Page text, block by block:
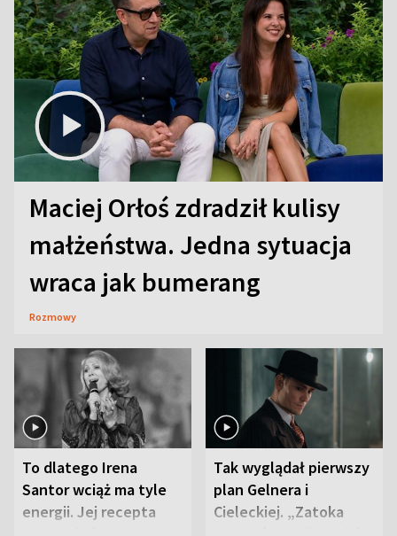
Maciej Orłoś zdradził kulisy
małżeństwa. Jedna sytuacja
wraca jak bumerang
Rozmowy
To dlatego Irena
Santor wciąż ma tyle
energii. Jej recepta
Tak wyglądał pierwszy
plan Gelnera i
Cieleckiej. „Zatoka